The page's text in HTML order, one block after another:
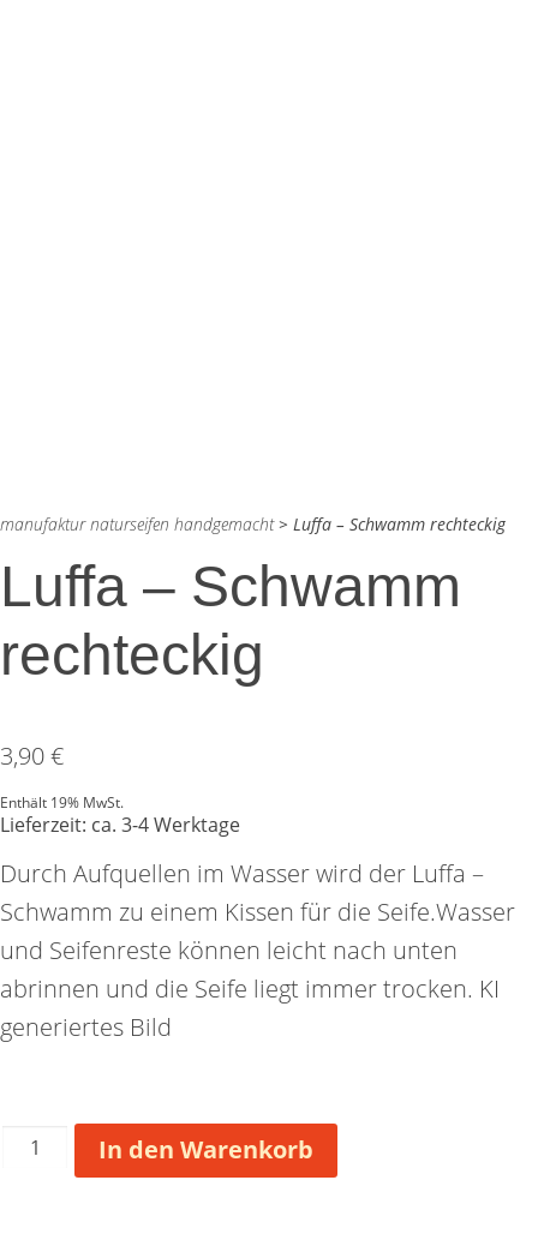
manufaktur naturseifen handgemacht> Luffa – Schwamm rechteckig
Luffa – Schwamm
rechteckig
3,90€
Enthält 19% MwSt.
Lieferzeit: ca. 3-4 Werktage
Durch Aufquellen im Wasser wird der Luffa –
Schwamm zu einem Kissen für die Seife.Wasser
und Seifenreste können leicht nach unten
abrinnen und die Seife liegt immer trocken. KI
generiertes Bild
Luffa
In den Warenkorb